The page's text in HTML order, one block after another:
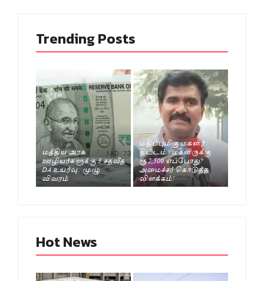
Trending Posts
மத்திய அரசு
ஊழியர்களுக்கு 3 சதவீத
DA உயர்வு.. முழு
விவரம்
மதிப்புமிகு மகளிர்
திட்டம்.. மகளிருக்கு
ரூ.2,500 எப்போது?
அமைச்சர் கொடுத்த
விளக்கம்!
Hot News